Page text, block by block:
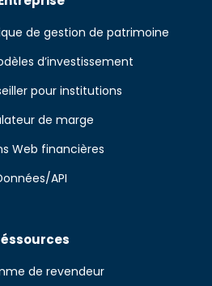
de gestion de patrimoine
d’investissement
pour institutions
de marge
Web financières
API
de revendeur